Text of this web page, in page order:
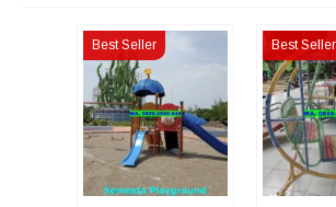
Best Seller Best Seller